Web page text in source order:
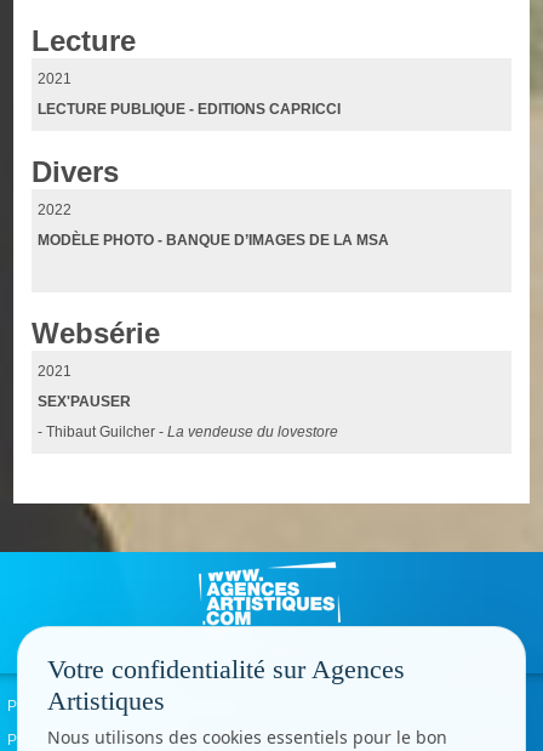
Lecture
2021
LECTURE PUBLIQUE - EDITIONS CAPRICCI
Divers
2022
MODÈLE PHOTO - BANQUE D’IMAGES DE LA MSA
Websérie
2021
SEX'PAUSER
- Thibaut Guilcher -La vendeuse du lovestore
Politique de confidentialité
Paramètres cookies
Votre confidentialité sur Agences
Artistiques
Nous utilisons des cookies essentiels pour le bon